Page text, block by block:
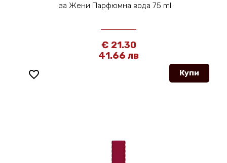
favorite_border
за Жени Парфюмна вода 75 ml
€ 21.30
41.66 лв
Купи